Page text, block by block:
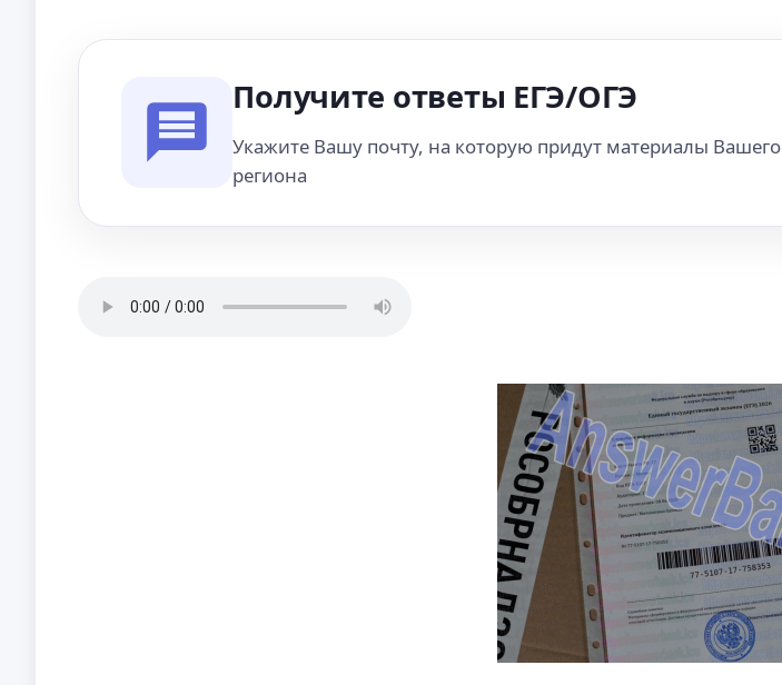
Получите ответы ЕГЭ/ОГЭ
Укажите Вашу почту, на которую придут материалы Вашего
региона